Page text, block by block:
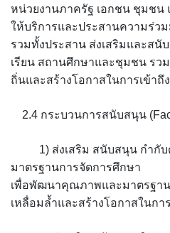
หน่วยงานภาครัฐ เอกชน ชุมชน
ให้บริการและประสานความร่ว
รวมทั้งประสาน ส่งเสริมและส
เรียน สถานศึกษาและชุมชน รว
ถิ่นและสร้างโอกาสในการเข้าถึ
2.4 กระบวนการสนับสนุน
1) ส่งเสริม สนับสนุน กำกับ
มาตรฐานการจัดการศึกษา
เพื่อพัฒนาคุณภาพและมาตรฐา
เหลื่อมล้ำและสร้างโอกาสในกา